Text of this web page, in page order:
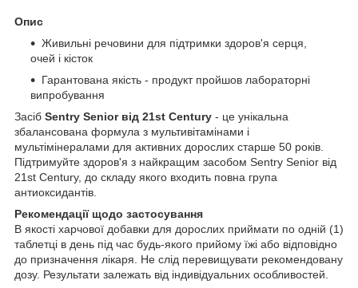
Опис
Живильні речовини для підтримки здоров'я серця,
очей і кісток
Гарантована якість - продукт пройшов лабораторні
випробування
Засіб Sentry Senior від 21st Century - це унікальна
збалансована формула з мультивітамінами і
мультімінералами для активних дорослих старше 50 років.
Підтримуйте здоров'я з найкращим засобом Sentry Senior від
21st Century, до складу якого входить повна група
антиоксидантів.
Рекомендації щодо застосування
В якості харчової добавки для дорослих приймати по одній (1)
таблетці в день під час будь-якого прийому їжі або відповідно
до призначення лікаря. Не слід перевищувати рекомендовану
дозу. Результати залежать від індивідуальних особливостей.